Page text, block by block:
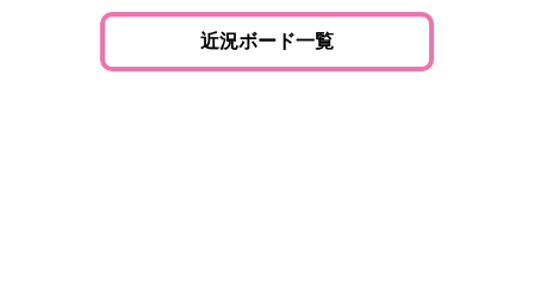
近況ボード一覧